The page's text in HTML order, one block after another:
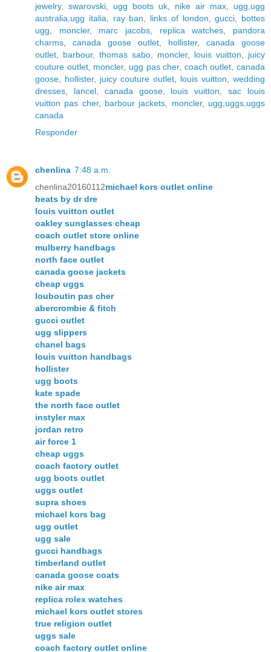
jewelry, swarovski ugg boots uk nike air max
ugg,ugg
australia,ugg italia
ray ban links of london ,gucci
bottes
ugg
moncler, marc jacobs replica watches
pandora
charms
canada goose outlet hollister, canada goose
outlet
barbour, thomas sabo moncler, louis vuitton
juicy
couture outlet, moncler, ugg pas cher, coach outlet canada
goose
hollister, juicy couture outlet louis vuitton
wedding
dresses
lancel, canada goose, louis vuitton ,sac louis
vuitton pas cher, barbour jackets moncler, ugg,uggs,uggs
canada
Responder
chenlina 7:48 a.m.
chenlina20160112michael kors outlet online
beats by dr dre
louis vuitton outlet
oakley sunglasses cheap
coach outlet store online
mulberry handbags
north face outlet
canada goose jackets
cheap uggs
louboutin pas cher
abercrombie & fitch
gucci outlet
ugg slippers
chanel bags
louis vuitton handbags
hollister
ugg boots
kate spade
the north face outlet
instyler max
jordan retro
air force 1
cheap uggs
coach factory outlet
ugg boots outlet
uggs outlet
supra shoes
michael kors bag
ugg outlet
ugg sale
gucci handbags
timberland outlet
canada goose coats
nike air max
replica rolex watches
michael kors outlet stores
true religion outlet
uggs sale
coach factory outlet online